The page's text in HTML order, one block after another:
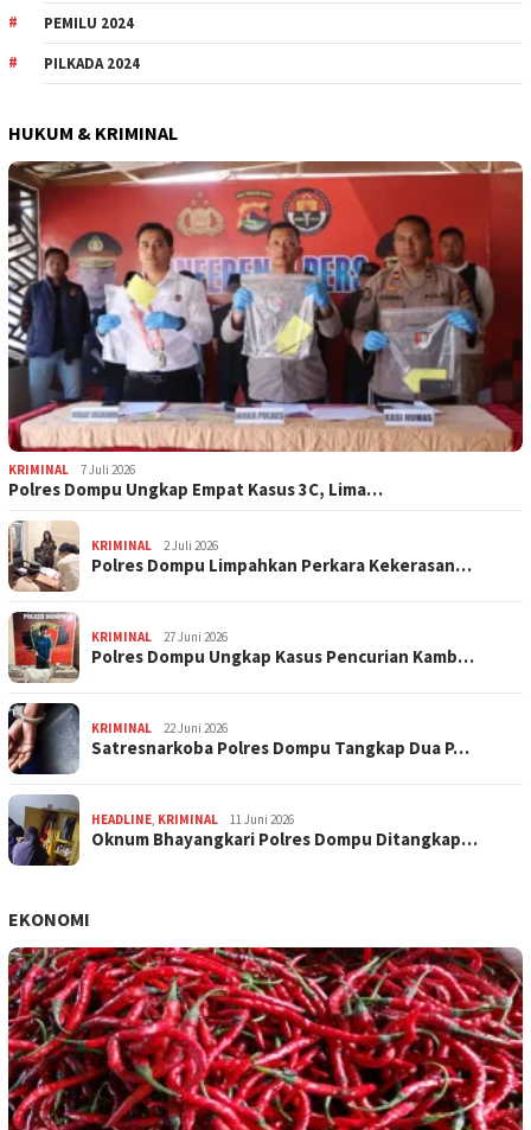
PEMILU 2024
PILKADA 2024
HUKUM & KRIMINAL
KRIMINAL 7 Juli 2026
Polres Dompu Ungkap Empat Kasus 3C, Lima…
KRIMINAL 2 Juli 2026
Polres Dompu Limpahkan Perkara Kekerasan…
KRIMINAL 27 Juni 2026
Polres Dompu Ungkap Kasus Pencurian Kamb…
KRIMINAL 22 Juni 2026
Satresnarkoba Polres Dompu Tangkap Dua P…
HEADLINE, KRIMINAL 11 Juni 2026
Oknum Bhayangkari Polres Dompu Ditangkap…
EKONOMI